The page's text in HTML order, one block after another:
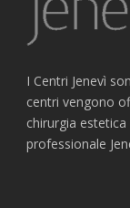
I Centri Jenevì
centri vengono
chirurgia
professionale